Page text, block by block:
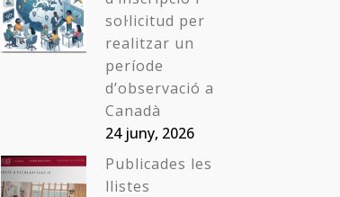
sol·licitud per
realitzar un
període
d’observació a
Canadà
24 juny, 2026
Publicades les
llistes